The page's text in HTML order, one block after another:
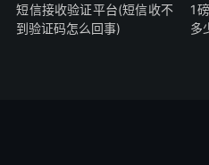
短信接收验证平台(短信收不
到验证码怎么回事)
1
多